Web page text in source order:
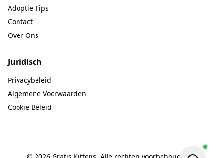
Adoptie Tips
Contact
Over Ons
Juridisch
Privacybeleid
Algemene Voorwaarden
Cookie Beleid